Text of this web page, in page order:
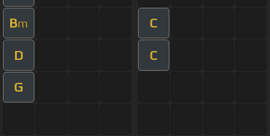
Bm C
D C
G